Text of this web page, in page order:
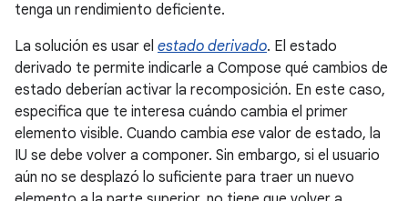
tenga un rendimiento deficiente.
La solución es usar el estado derivado. El estado
derivado te permite indicarle a Compose qué cambios de
estado deberían activar la recomposición. En este caso,
especifica que te interesa cuándo cambia el primer
elemento visible. Cuando cambia ese valor de estado, la
IU se debe volver a componer. Sin embargo, si el usuario
aún no se desplazó lo suficiente para traer un nuevo